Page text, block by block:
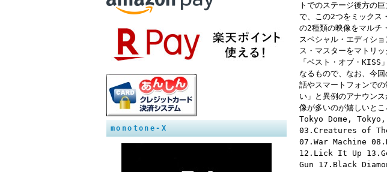
monotone-X
トでのステージ後方の
で、この2つをミックス
の2種類の映像をマルチ
スペシャル・エディシ
ス・マスターをマトリ
「ベスト・オブ・KISS
なるもので、なお、今
話やスマートフォンで
い」と異例のアナウン
像が多いのが嬉しいと
Tokyo Dome,
03.Creatures of
07.War Machine
12.Lick It Up
Gun 17.Black